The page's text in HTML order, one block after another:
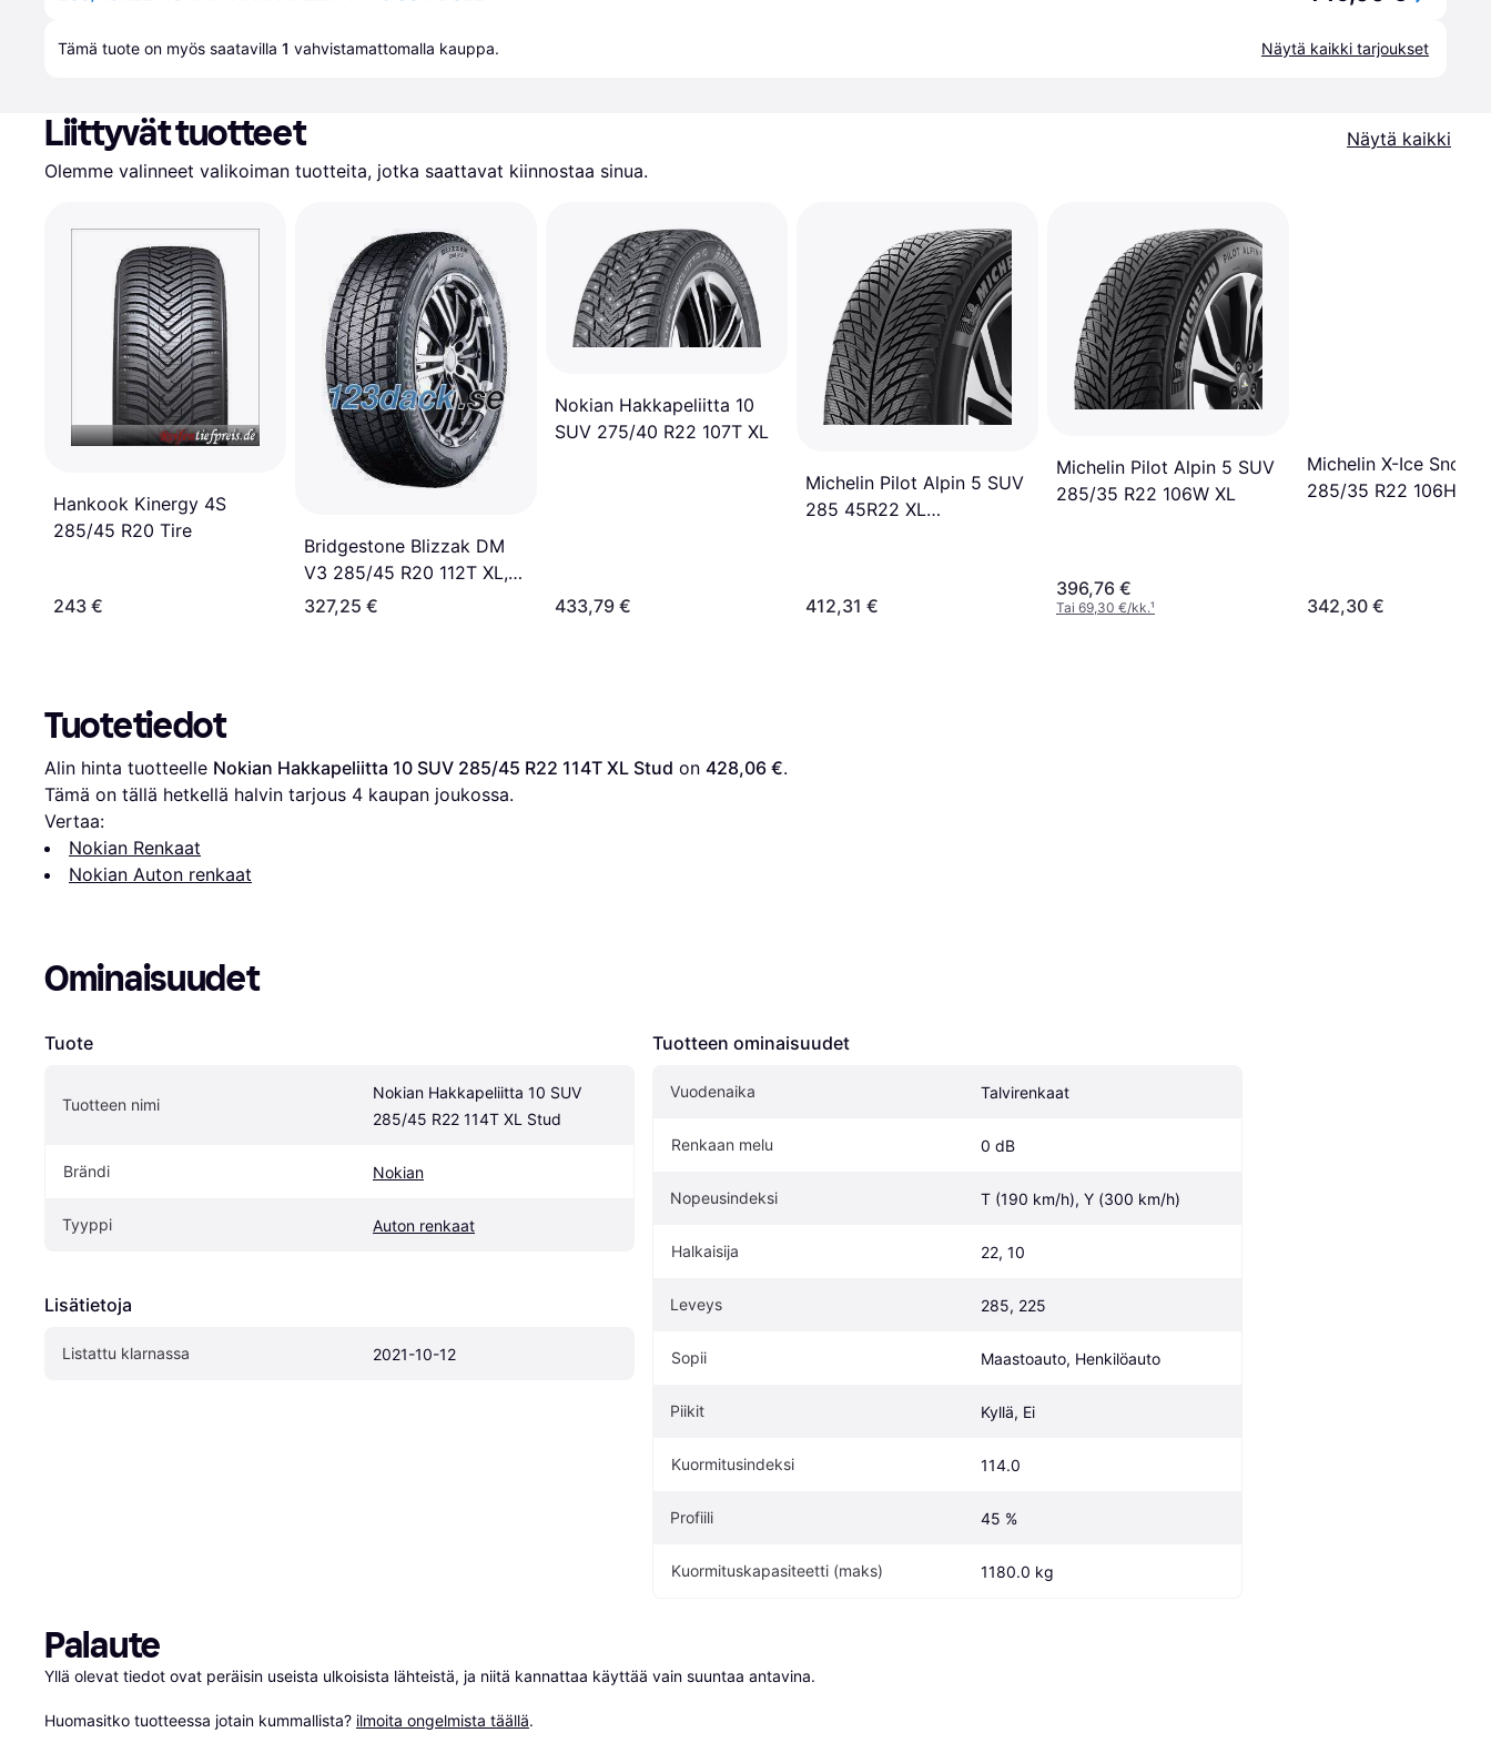
Tämä tuote on myös saatavilla 1 vahvistamattomalla kauppa. Näytä kaikki tarjoukset
Liittyvät tuotteet
Näytä kaikki
Olemme valinneet valikoiman tuotteita, jotka saattavat kiinnostaa sinua.
Hankook Kinergy 4S
285/45 R20 Tire
243 €
Bridgestone Blizzak DM
V3 285/45 R20 112T XL,
Nordiska vinterdäck
327,25 €
Nokian Hakkapeliitta 10
SUV 275/40 R22 107T XL
433,79 €
Michelin Pilot Alpin 5 SUV
285 45R22 XL
412,31 €
Michelin Pilot Alpin 5 SUV
285/35 R22 106W XL
396,76 €
Tai 69,30 €/kk.¹
Michelin X-Ice Snow
285/35 R22 106H XL,
342,30 €
Tuotetiedot
Alin hinta tuotteelle Nokian Hakkapeliitta 10 SUV 285/45 R22 114T XL Stud on 428,06 €.
Tämä on tällä hetkellä halvin tarjous 4 kaupan joukossa.
Vertaa:
Nokian Renkaat
Nokian Auton renkaat
Ominaisuudet
Tuote
Tuotteen nimi
Nokian Hakkapeliitta 10 SUV
285/45 R22 114T XL Stud
Brändi Nokian
Tyyppi Auton renkaat
Lisätietoja
Listattu klarnassa 2021-10-12
Tuotteen ominaisuudet
Vuodenaika Talvirenkaat
Renkaan melu 0 dB
Nopeusindeksi T (190 km/h), Y (300 km/h)
Halkaisija 22, 10
Leveys 285, 225
Sopii Maastoauto, Henkilöauto
Piikit Kyllä, Ei
Kuormitusindeksi 114.0
Profiili 45 %
Kuormituskapasiteetti (maks) 1180.0 kg
Palaute
Yllä olevat tiedot ovat peräisin useista ulkoisista lähteistä, ja niitä kannattaa käyttää vain suuntaa antavina.
Huomasitko tuotteessa jotain kummallista? ilmoita ongelmista täällä.